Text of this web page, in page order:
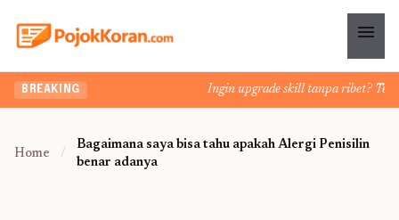
menu
BREAKING Ingin upgrade skill tanpa ribet?
Home /
Bagaimana saya bisa tahu apakah Alergi Penisilin
benar adanya